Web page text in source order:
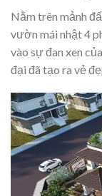
Nằm trên mảnh
vườn mái nhật 4
vào sự đan xen
đại đã tạo ra vẻ